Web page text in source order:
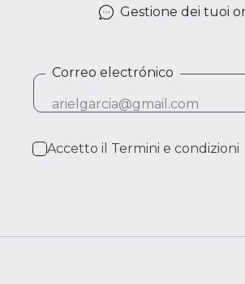
Gestione dei tuoi
Correo electrónico
Accetto il Termini e condizioni